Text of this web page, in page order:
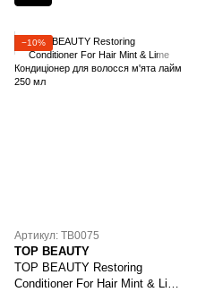
−10%
Артикул: TB0075
TOP BEAUTY
TOP BEAUTY Restoring
Conditioner For Hair Mint & Lime